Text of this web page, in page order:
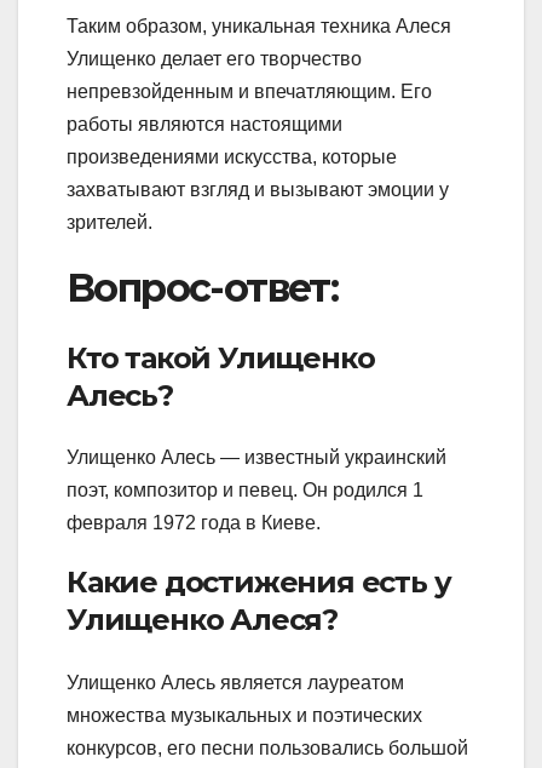
Таким образом, уникальная техника Алеся
Улищенко делает его творчество
непревзойденным и впечатляющим. Его
работы являются настоящими
произведениями искусства, которые
захватывают взгляд и вызывают эмоции у
зрителей.
Вопрос-ответ:
Кто такой Улищенко
Алесь?
Улищенко Алесь — известный украинский
поэт, композитор и певец. Он родился 1
февраля 1972 года в Киеве.
Какие достижения есть у
Улищенко Алеся?
Улищенко Алесь является лауреатом
множества музыкальных и поэтических
конкурсов, его песни пользовались большой